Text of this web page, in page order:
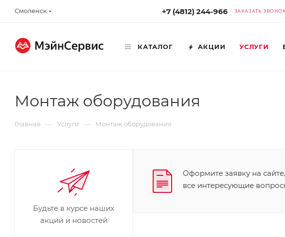
Смоленск +7 (4812) 244-966 ЗАКАЗАТЬ ЗВОНОК
КАТАЛОГ АКЦИИ УСЛУГИ
Монтаж оборудования
Главная — Услуги — Монтаж оборудования
Оформите заявку на
все интересующие
Будьте в курсе наших
акций и новостей